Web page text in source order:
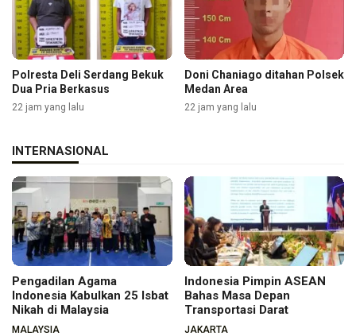
Polresta Deli Serdang Bekuk
Dua Pria Berkasus
22 jam yang lalu
Doni Chaniago ditahan Polsek
Medan Area
22 jam yang lalu
INTERNASIONAL
Pengadilan Agama
Indonesia Kabulkan 25 Isbat
Nikah di Malaysia
MALAYSIA
Indonesia Pimpin ASEAN
Bahas Masa Depan
Transportasi Darat
JAKARTA